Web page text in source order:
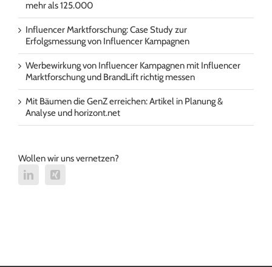
mehr als 125.000
Influencer Marktforschung: Case Study zur
Erfolgsmessung von Influencer Kampagnen
Werbewirkung von Influencer Kampagnen mit Influencer
Marktforschung und BrandLift richtig messen
Mit Bäumen die GenZ erreichen: Artikel in Planung &
Analyse und horizont.net
Wollen wir uns vernetzen?